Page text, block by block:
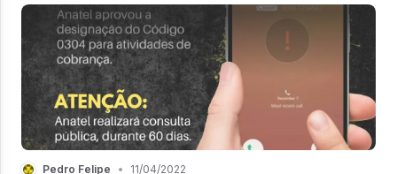
funcionasse 24h por dia.
Pedro Felipe • 11/04/2022